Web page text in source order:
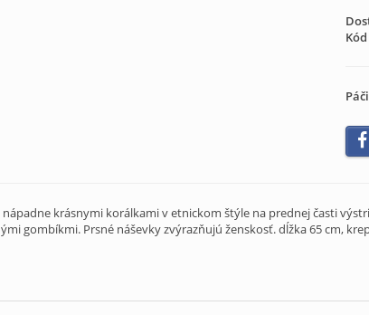
krásnymi korálkami v etnickom štýle na prednej časti
gombíkmi. Prsné náševky zvýrazňujú ženskosť. dĺžka 65 cm,